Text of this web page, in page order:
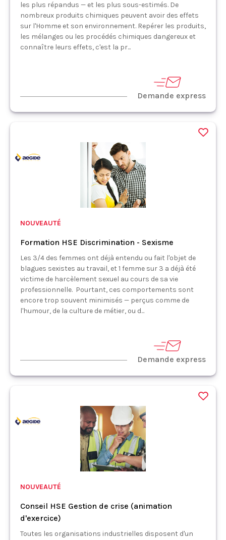
les plus répandus — et les plus sous-estimés. De
nombreux produits chimiques peuvent avoir des effets
sur l'Homme et son environnement. Repérer les produits,
les mélanges ou les procédés chimiques dangereux et
connaître leurs effets, c'est la pr...
Demande express
NOUVEAUTÉ
Formation HSE Discrimination - Sexisme
Les 3/4 des femmes ont déjà entendu ou fait l'objet de
blagues sexistes au travail, et 1 femme sur 3 a déjà été
victime de harcèlement sexuel au cours de sa vie
professionnelle. Pourtant, ces comportements sont
encore trop souvent minimisés — perçus comme de
l'humour, de la culture de métier, ou d...
Demande express
NOUVEAUTÉ
Conseil HSE Gestion de crise (animation
d'exercice)
Toutes les organisations industrielles disposent d'un